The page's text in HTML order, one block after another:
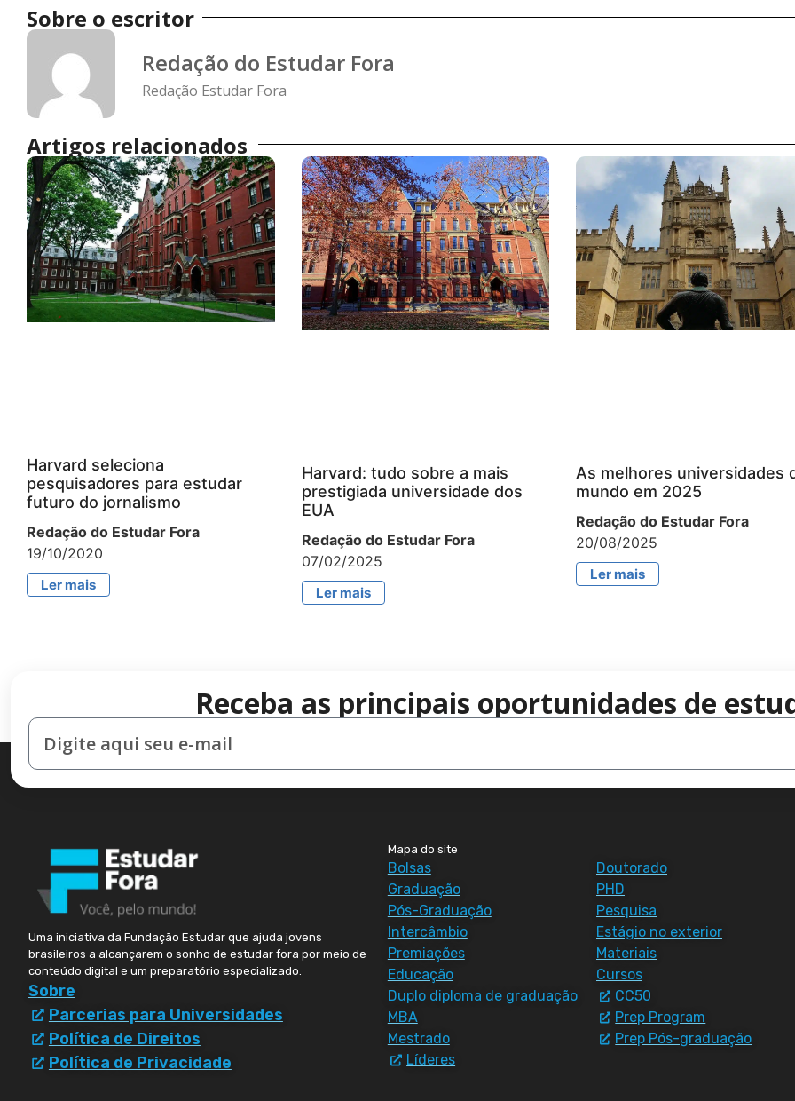
Sobre o escritor
Redação do Estudar Fora
Redação Estudar Fora
Artigos relacionados
Harvard seleciona
pesquisadores para estudar
futuro do jornalismo
Redação do Estudar Fora
19/10/2020
Ler mais
Harvard: tudo sobre a mais
prestigiada universidade dos
EUA
Redação do Estudar Fora
07/02/2025
Ler mais
As melhores universidades
mundo em 2025
Redação do Estudar Fora
20/08/2025
Ler mais
Receba as principais oportunidades de
Uma iniciativa da Fundação Estudar que ajuda jovens
brasileiros a alcançarem o sonho de estudar fora por meio de
conteúdo digital e um preparatório especializado.
Sobre
Parcerias para Universidades
Política de Direitos
Política de Privacidade
Mapa do site
Bolsas
Graduação
Pós-Graduação
Intercâmbio
Premiações
Educação
Duplo diploma de graduação
MBA
Mestrado
Líderes
Doutorado
PHD
Pesquisa
Estágio no exterior
Materiais
Cursos
CC50
Prep Program
Prep Pós-graduação